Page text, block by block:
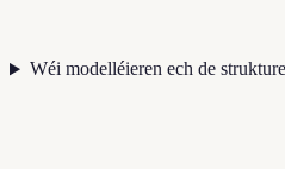
Wéi modelléieren ech de